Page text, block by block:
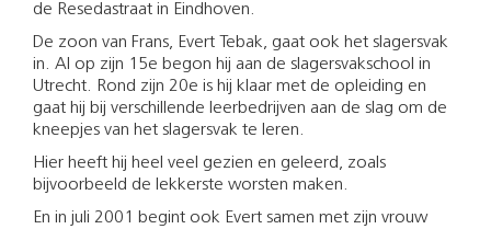
de Resedastraat in Eindhoven.
De zoon van Frans, Evert Tebak, gaat ook het slagersvak
in. Al op zijn 15e begon hij aan de slagersvakschool in
Utrecht. Rond zijn 20e is hij klaar met de opleiding en
gaat hij bij verschillende leerbedrijven aan de slag om de
kneepjes van het slagersvak te leren.
Hier heeft hij heel veel gezien en geleerd, zoals
bijvoorbeeld de lekkerste worsten maken.
En in juli 2001 begint ook Evert samen met zijn vrouw